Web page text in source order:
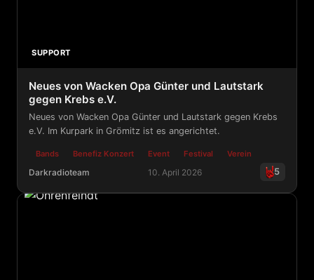
SUPPORT
Neues von Wacken Opa Günter und Lautstark
gegen Krebs e.V.
Neues von Wacken Opa Günter und Lautstark gegen Krebs
e.V. Im Kurpark in Grömitz ist es angerichtet.
Bands Benefiz Konzert Event Festival Verein
Darkradioteam 10. April 2026 5
Neues von Wacken Opa Günter und Lautstark gegen